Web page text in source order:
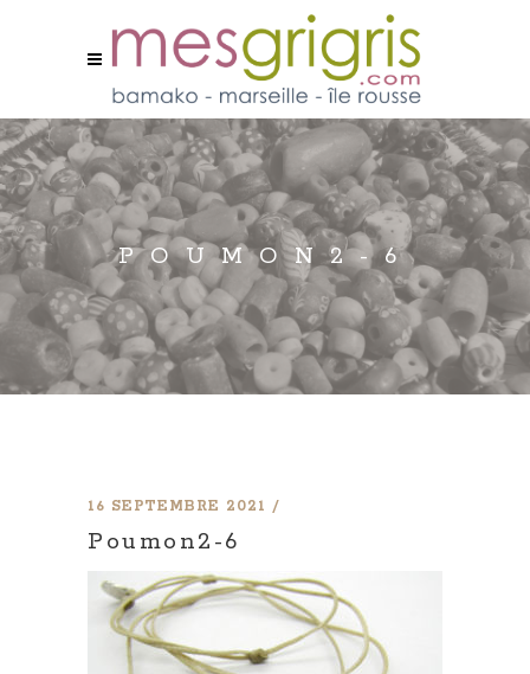
POUMON2-6
16 SEPTEMBRE 2021
Poumon2-6